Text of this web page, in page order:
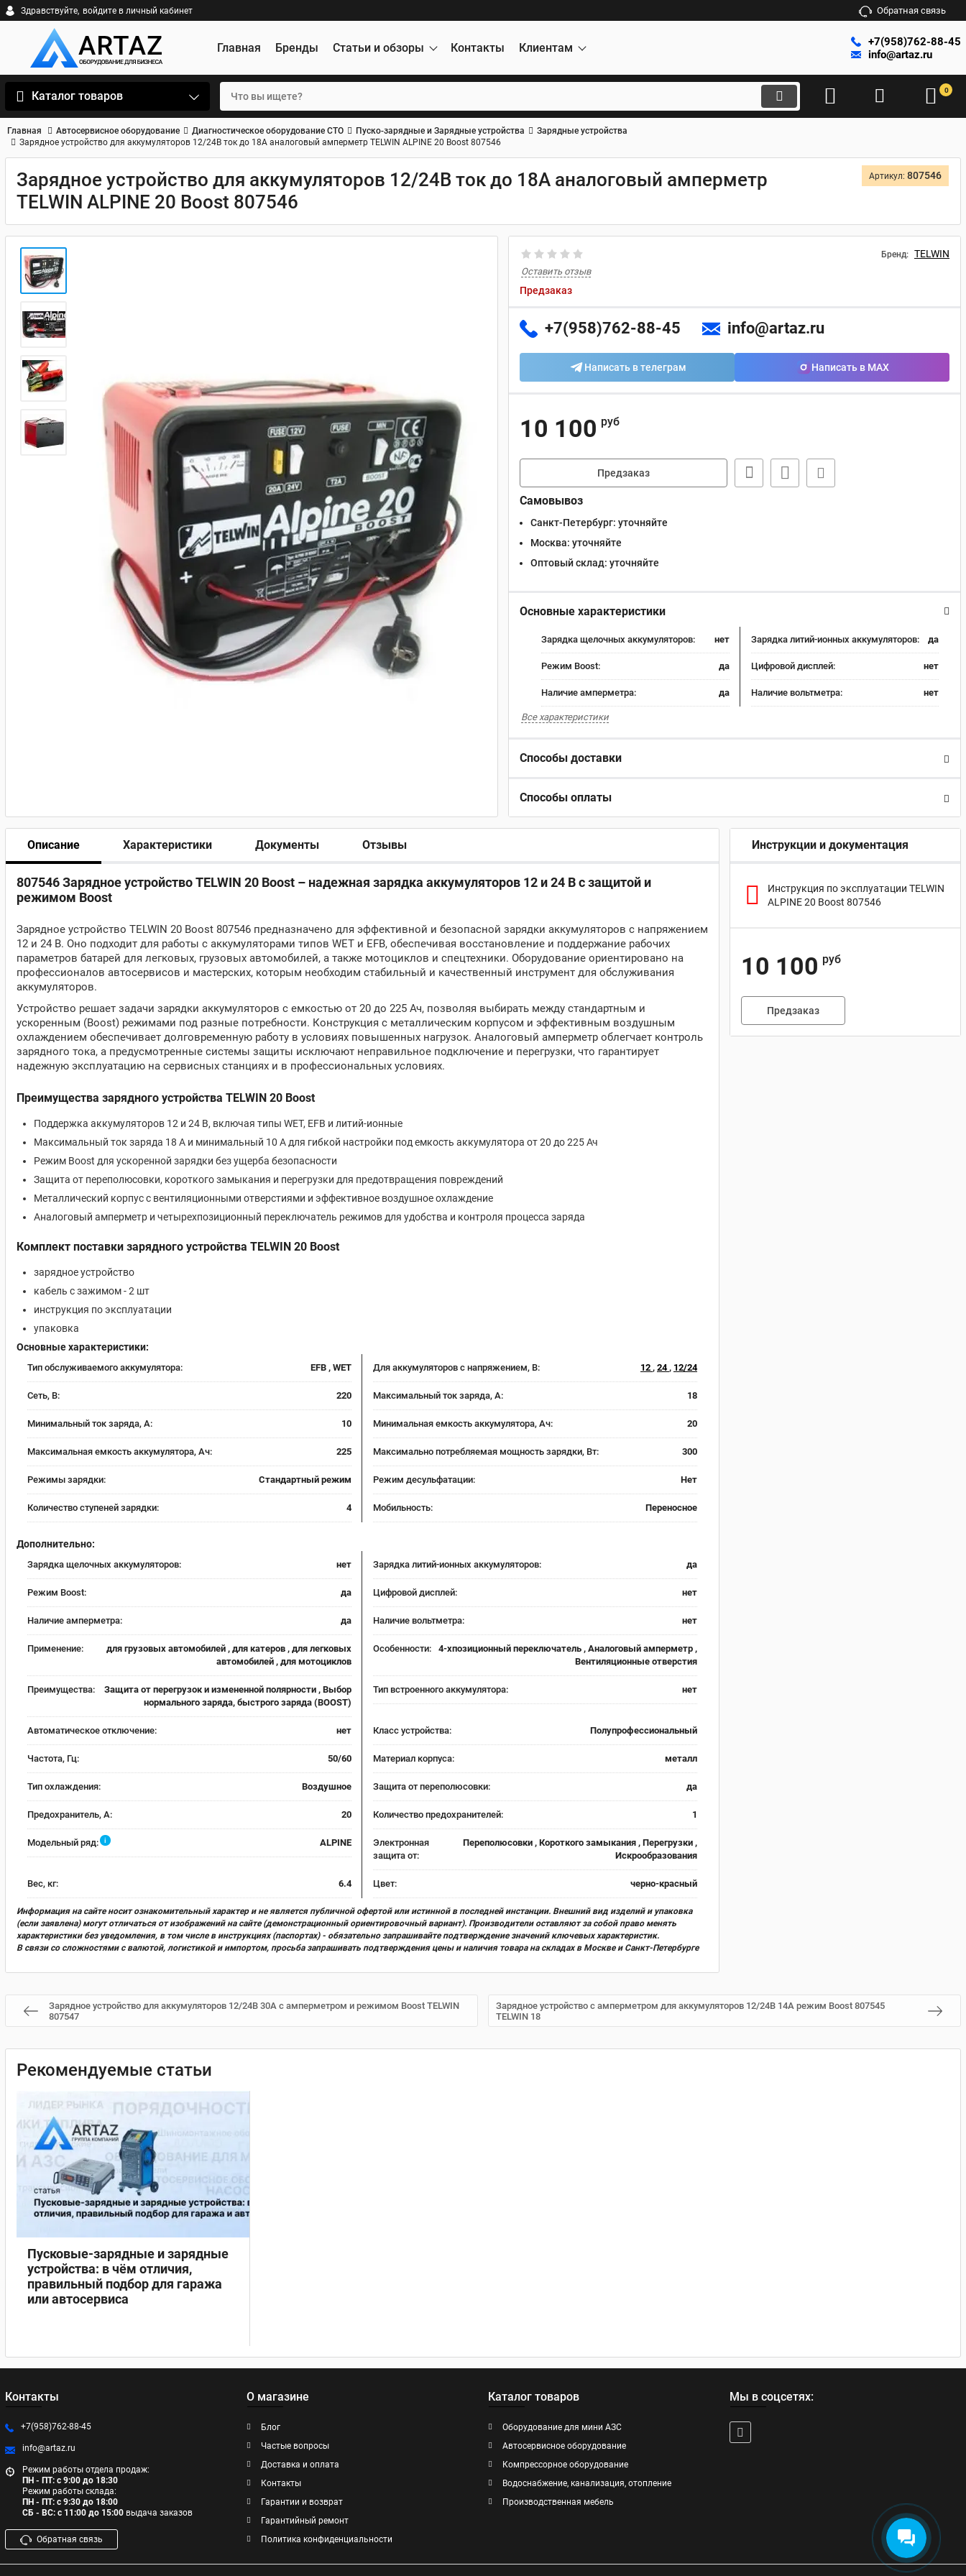
Здравствуйте, войдите в личный кабинет Обратная связь
Главная Бренды Статьи и обзоры Контакты Клиентам
+7(958)762-88-45
info@artaz.ru
Каталог товаров 0
Главная Автосервисное оборудование Диагностическое оборудование СТО Пуско-зарядные и Зарядные устройства
Зарядные устройства
Зарядное устройство для аккумуляторов 12/24В ток до 18А аналоговый амперметр TELWIN ALPINE 20 Boost 807546
Зарядное устройство для аккумуляторов 12/24В ток до 18А аналоговый амперметр
TELWIN ALPINE 20 Boost 807546
Артикул: 807546
Бренд: TELWIN
Оставить отзыв
Предзаказ
+7(958)762-88-45 info@artaz.ru
Написать в телеграм Написать в MAX
10 100 руб
Предзаказ
Самовывоз
Санкт-Петербург: уточняйте
Москва: уточняйте
Оптовый склад: уточняйте
Основные характеристики
Зарядка щелочных аккумуляторов: нет Зарядка литий-ионных аккумуляторов: да
Режим Boost: да Цифровой дисплей: нет
Наличие амперметра: да Наличие вольтметра: нет
Все характеристики
Способы доставки
Способы оплаты
Описание Характеристики Документы Отзывы
807546 Зарядное устройство TELWIN 20 Boost – надежная зарядка аккумуляторов 12 и 24 В с защитой и
режимом Boost
Зарядное устройство TELWIN 20 Boost 807546 предназначено для эффективной и безопасной зарядки аккумуляторов с напряжением
12 и 24 В. Оно подходит для работы с аккумуляторами типов WET и EFB, обеспечивая восстановление и поддержание рабочих
параметров батарей для легковых, грузовых автомобилей, а также мотоциклов и спецтехники. Оборудование ориентировано на
профессионалов автосервисов и мастерских, которым необходим стабильный и качественный инструмент для обслуживания
аккумуляторов.
Устройство решает задачи зарядки аккумуляторов с емкостью от 20 до 225 Ач, позволяя выбирать между стандартным и
ускоренным (Boost) режимами под разные потребности. Конструкция с металлическим корпусом и эффективным воздушным
охлаждением обеспечивает долговременную работу в условиях повышенных нагрузок. Аналоговый амперметр облегчает контроль
зарядного тока, а предусмотренные системы защиты исключают неправильное подключение и перегрузки, что гарантирует
надежную эксплуатацию на сервисных станциях и в профессиональных условиях.
Преимущества зарядного устройства TELWIN 20 Boost
Поддержка аккумуляторов 12 и 24 В, включая типы WET, EFB и литий-ионные
Максимальный ток заряда 18 А и минимальный 10 А для гибкой настройки под емкость аккумулятора от 20 до 225 Ач
Режим Boost для ускоренной зарядки без ущерба безопасности
Защита от переполюсовки, короткого замыкания и перегрузки для предотвращения повреждений
Металлический корпус с вентиляционными отверстиями и эффективное воздушное охлаждение
Аналоговый амперметр и четырехпозиционный переключатель режимов для удобства и контроля процесса заряда
Комплект поставки зарядного устройства TELWIN 20 Boost
зарядное устройство
кабель с зажимом - 2 шт
инструкция по эксплуатации
упаковка
Основные характеристики:
Тип обслуживаемого аккумулятора: EFB , WET Для аккумуляторов с напряжением, В: 12 , 24, 12/24
Сеть, В: 220 Максимальный ток заряда, А: 18
Минимальный ток заряда, А: 10 Минимальная емкость аккумулятора, Ач: 20
Максимальная емкость аккумулятора, Ач: 225 Максимально потребляемая мощность зарядки, Вт: 300
Режимы зарядки: Стандартный режим Режим десульфатации: Нет
Количество ступеней зарядки: 4 Мобильность: Переносное
Дополнительно:
Зарядка щелочных аккумуляторов: нет Зарядка литий-ионных аккумуляторов: да
Режим Boost: да Цифровой дисплей: нет
Наличие амперметра: да Наличие вольтметра: нет
Применение:
для грузовых автомобилей , для катеров , для легковых
автомобилей , для мотоциклов
Особенности:
4-хпозиционный переключатель , Аналоговый амперметр ,
Вентиляционные отверстия
Преимущества:
Защита от перегрузок и измененной полярности , Выбор
нормального заряда, быстрого заряда (BOOST)
Тип встроенного аккумулятора: нет
Автоматическое отключение: нет Класс устройства: Полупрофессиональный
Частота, Гц: 50/60 Материал корпуса: металл
Тип охлаждения: Воздушное Защита от переполюсовки: да
Предохранитель, А: 20 Количество предохранителей: 1
Модельный ряд: i ALPINE
Электронная
защита от:
Переполюсовки , Короткого замыкания , Перегрузки ,
Искрообразования
Вес, кг: 6.4 Цвет: черно-красный
Информация на сайте носит ознакомительный характер и не является публичной офертой или истинной в последней инстанции. Внешний вид изделий и упаковка
(если заявлена) могут отличаться от изображений на сайте (демонстрационный ориентировочный вариант). Производители оставляют за собой право менять
характеристики без уведомления, в том числе в инструкциях (паспортах) - обязательно запрашивайте подтверждение значений ключевых характеристик.
В связи со сложностями с валютой, логистикой и импортом, просьба запрашивать подтверждения цены и наличия товара на складах в Москве и Санкт-Петербурге
Инструкции и документация
Инструкция по эксплуатации TELWIN
ALPINE 20 Boost 807546
10 100 руб
Предзаказ
Зарядное устройство для аккумуляторов 12/24В 30А с амперметром и режимом Boost TELWIN
807547
Зарядное устройство с амперметром для аккумуляторов 12/24В 14А режим Boost 807545
TELWIN 18
Рекомендуемые статьи
Пусковые-зарядные и зарядные
устройства: в чём отличия,
правильный подбор для гаража
или автосервиса
Контакты
+7(958)762-88-45
info@artaz.ru
Режим работы отдела продаж:
ПН - ПТ: с 9:00 до 18:30
Режим работы склада:
ПН - ПТ: с 9:30 до 18:00
СБ - ВС: с 11:00 до 15:00 выдача заказов
Обратная связь
О магазине
Блог
Частые вопросы
Доставка и оплата
Контакты
Гарантии и возврат
Гарантийный ремонт
Политика конфиденциальности
Каталог товаров
Оборудование для мини АЗС
Автосервисное оборудование
Компрессорное оборудование
Водоснабжение, канализация, отопление
Производственная мебель
Мы в соцсетях: